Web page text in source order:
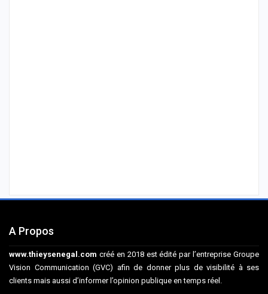
A Propos
www.thieysenegal.com créé en 2018 est édité par l’entreprise Groupe
Vision Communication (GVC) afin de donner plus de visibilité à ses
clients mais aussi d’informer l’opinion publique en temps réel.